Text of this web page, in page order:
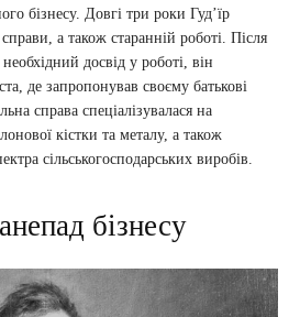
бізнесу. Довгі три роки Гудʼїр
а також старанній роботі. Після
досвід у роботі, він
де запропонував своєму батькові
справа спеціалізувалася на
кістки та металу, а також
сільськогосподарських виробів.
бізнесу